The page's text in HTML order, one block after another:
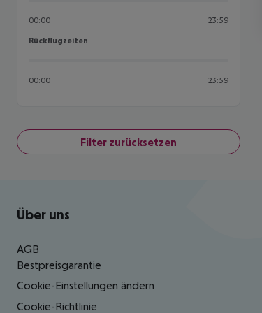
00:00 23:59
Rückflugzeiten
Rückflugzeiten
00:00 23:59
Filter zurücksetzen
Footer navigation
Über uns
AGB
Bestpreisgarantie
Cookie-Einstellungen ändern
Cookie-Richtlinie